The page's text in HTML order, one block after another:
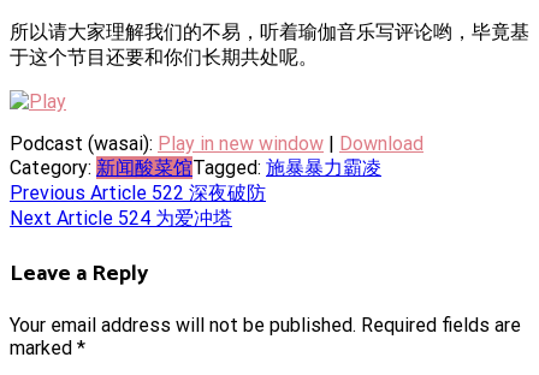
所以请大家理解我们的不易，听着瑜伽音乐写评论哟，毕竟基
于这个节目还要和你们长期共处呢。
Podcast (wasai): Play in new window | Download
Category: 新闻酸菜馆Tagged: 施暴暴力霸凌
Post
Previous Article 522 深夜破防
Next Article 524 为爱冲塔
Leave a Reply
Your email address will not be published. Required fields are
marked *